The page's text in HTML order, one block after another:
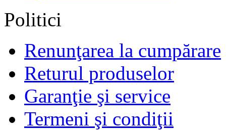
Politici
Renunţarea la cumpărare
Returul produselor
Garanţie şi service
Termeni şi condiţii